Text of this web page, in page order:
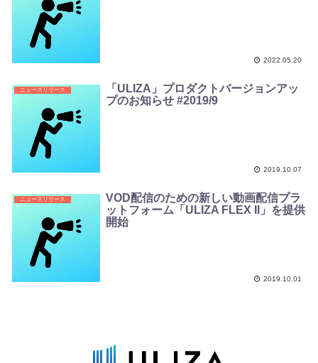
2022.05.20
ニュースリリース
「ULIZA」プロダクトバージョンアッ
プのお知らせ #2019/9
2019.10.07
ニュースリリース
VOD配信のための新しい動画配信プラ
ットフォーム「ULIZA FLEX II」を提供
開始
2019.10.01